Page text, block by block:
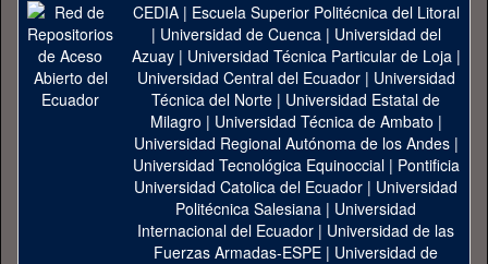
CEDIA| Escuela Superior Politécnica del Litoral
| Universidad de Cuenca| Universidad del
Azuay| Universidad Técnica Particular de Loja|
Universidad Central del Ecuador| Universidad
Técnica del Norte | Universidad Estatal de
Milagro | Universidad Técnica de Ambato |
Universidad Regional Autónoma de los Andes|
Universidad Tecnológica Equinoccial| Pontificia
Universidad Catolica del Ecuador | Universidad
Politécnica Salesiana | Universidad
Internacional del Ecuador | Universidad de las
Fuerzas Armadas-ESPE | Universidad de